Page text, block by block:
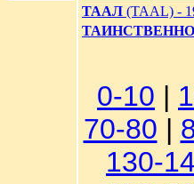
ТААЛ (TAAL) -
0-10 |
70-80 |
130-